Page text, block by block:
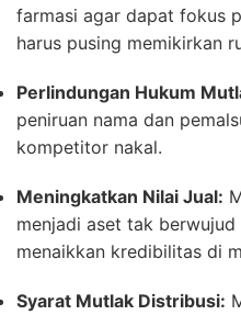
farmasi agar dapat fokus
harus pusing memikirkan
Perlindungan Hukum
peniruan nama dan
kompetitor nakal.
Meningkatkan Nilai Jual:
menjadi aset tak berwujud
menaikkan kredibilitas di
Syarat Mutlak Distribusi: